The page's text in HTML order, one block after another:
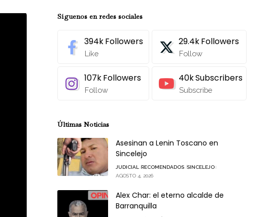
Síguenos en redes sociales
394kFollowers
Like
29.4kFollowers
Follow
107kFollowers
Follow
40kSubscribers
Subscribe
Últimas Noticias
Asesinan a Lenin Toscano en
Sincelejo
JUDICIAL RECOMENDADOS SINCELEJO
AGOSTO 4, 2026
Alex Char: el eterno alcalde de
Barranquilla